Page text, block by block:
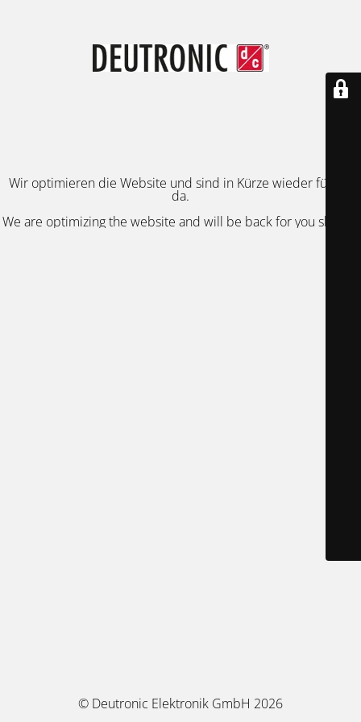
Wir optimieren die Website und sind in Kürze wieder für Sie
da.
We are optimizing the website and will be back for you shortly.
© Deutronic Elektronik GmbH 2026